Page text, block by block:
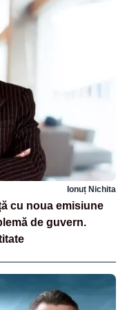
Ionuț Nichita
cu noua emisiune
de guvern.